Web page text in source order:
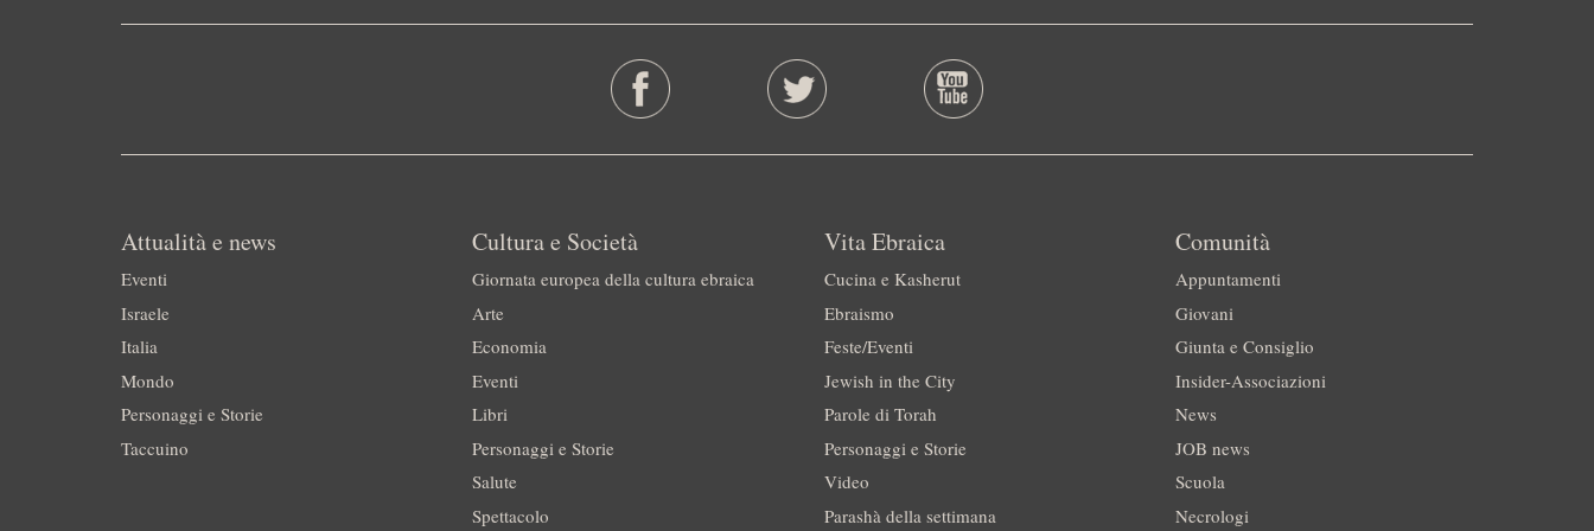
Attualità e news
Eventi
Israele
Italia
Mondo
Personaggi e Storie
Taccuino
Cultura e Società
Giornata europea della cultura ebraica
Arte
Economia
Eventi
Libri
Personaggi e Storie
Salute
Spettacolo
Vita Ebraica
Cucina e Kasherut
Ebraismo
Feste/Eventi
Jewish in the City
Parole di Torah
Personaggi e Storie
Video
Parashà della settimana
Comunità
Appuntamenti
Giovani
Giunta e Consiglio
Insider-Associazioni
News
JOB news
Scuola
Necrologi